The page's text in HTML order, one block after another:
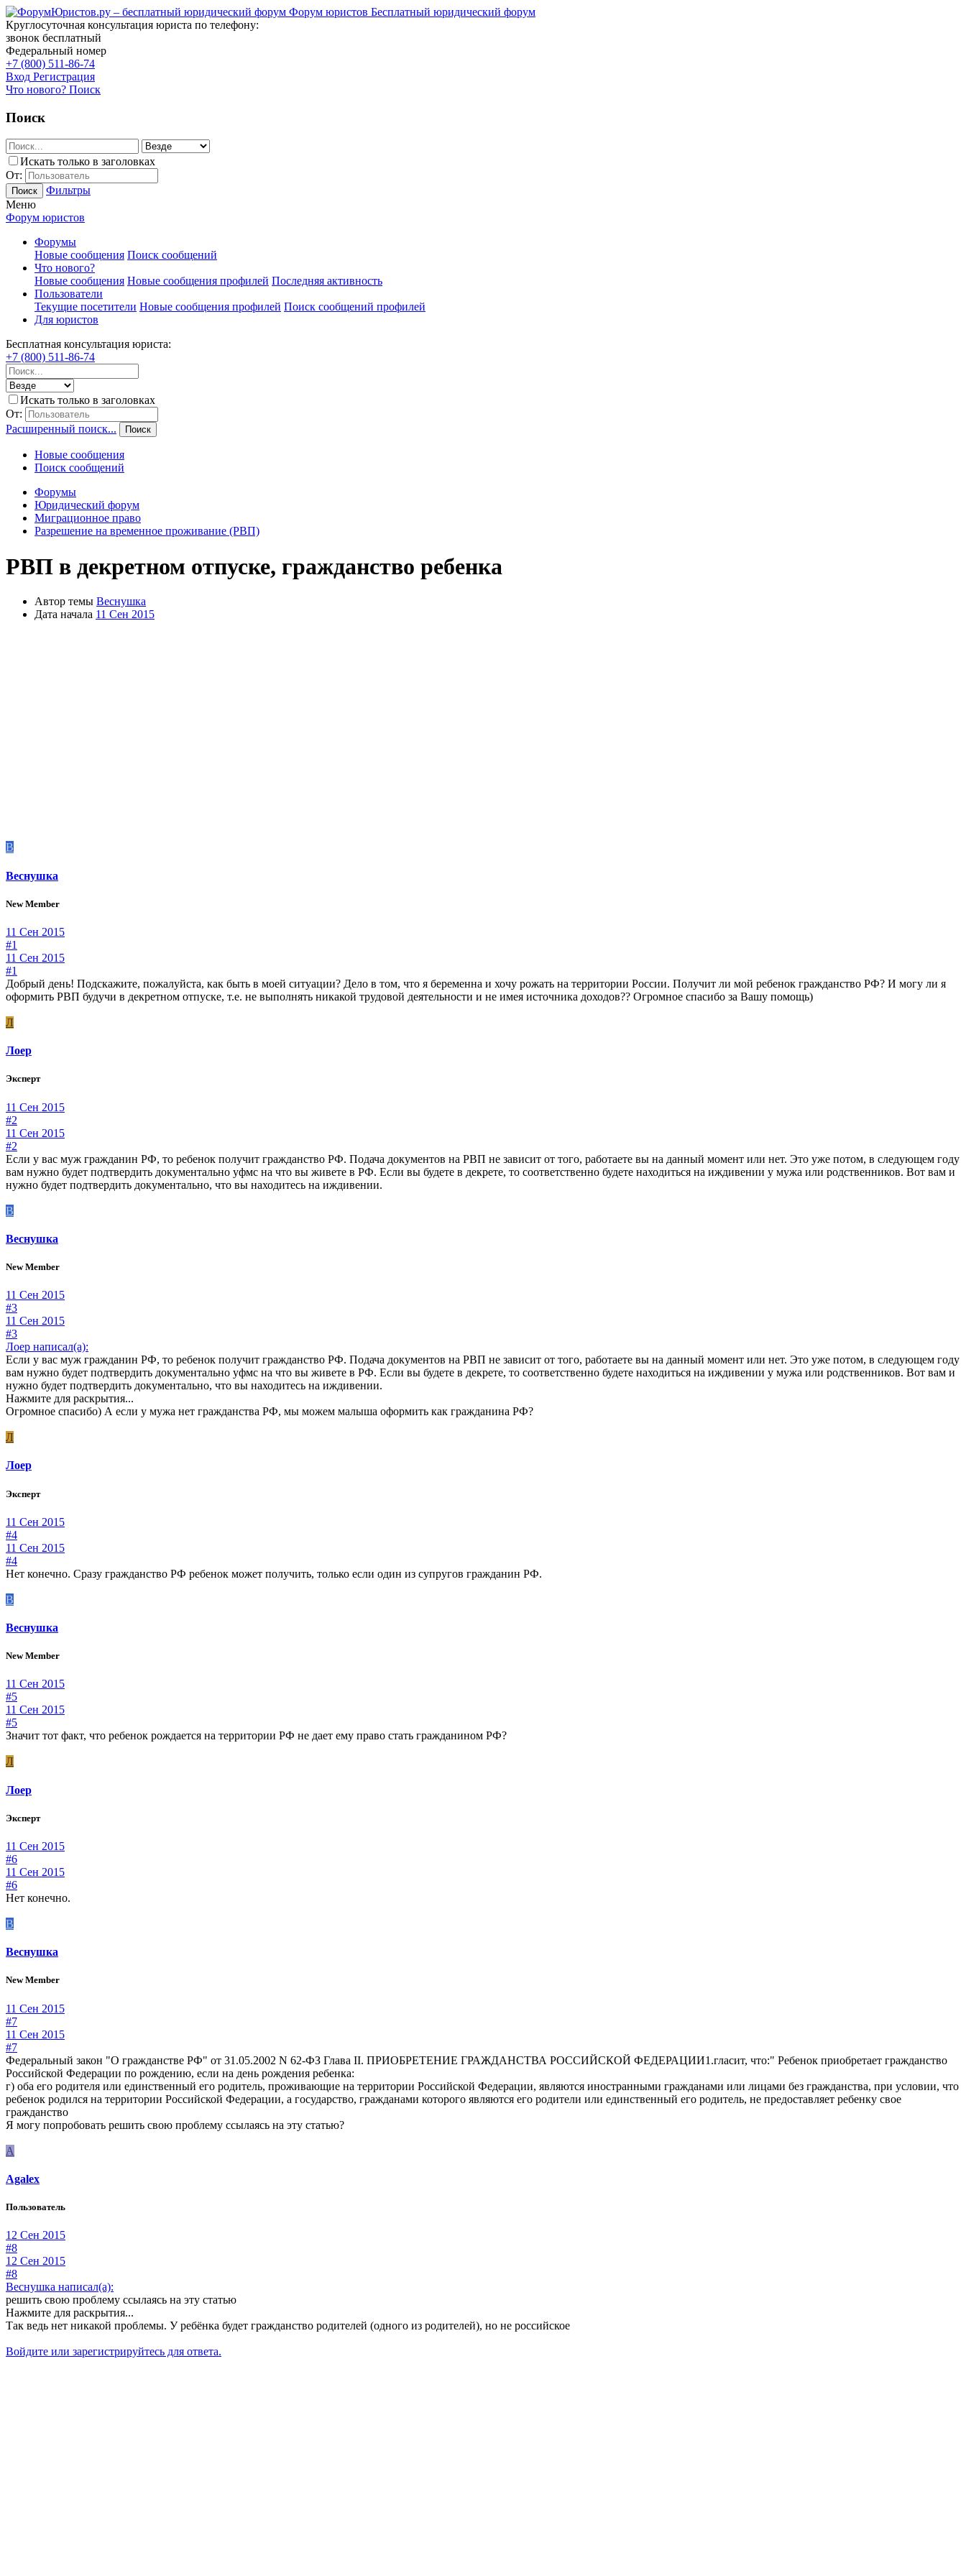
Форум юристов Бесплатный юридический форум
Круглосуточная консультация юриста по телефону:
звонок бесплатный
Федеральный номер
+7 (800) 511-86-74
Вход Регистрация
Что нового? Поиск
Поиск
Искать только в заголовках
От:
Поиск
Фильтры
Меню
Форум юристов
Форумы
Новые сообщения Поиск сообщений
Что нового?
Новые сообщения Новые сообщения профилей Последняя активность
Пользователи
Текущие посетители Новые сообщения профилей Поиск сообщений профилей
Для юристов
Бесплатная консультация юриста:
+7 (800) 511-86-74
Искать только в заголовках
От:
Расширенный поиск...
Поиск
Новые сообщения
Поиск сообщений
Форумы
Юридический форум
Миграционное право
Разрешение на временное проживание (РВП)
РВП в декретном отпуске, гражданство ребенка
Автор темы Веснушка
Дата начала 11 Сен 2015
В
Веснушка
New Member
11 Сен 2015
#1
11 Сен 2015
#1
Добрый день! Подскажите, пожалуйста, как быть в моей ситуации? Дело в том, что я беременна и хочу рожать на территории России. Получит ли мой ребенок гражданство РФ? И могу ли я
оформить РВП будучи в декретном отпуске, т.е. не выполнять никакой трудовой деятельности и не имея источника доходов?? Огромное спасибо за Вашу помощь)
Л
Лоер
Эксперт
11 Сен 2015
#2
11 Сен 2015
#2
Если у вас муж гражданин РФ, то ребенок получит гражданство РФ. Подача документов на РВП не зависит от того, работаете вы на данный момент или нет. Это уже потом, в следующем году
вам нужно будет подтвердить документально уфмс на что вы живете в РФ. Если вы будете в декрете, то соответственно будете находиться на иждивении у мужа или родственников. Вот вам и
нужно будет подтвердить документально, что вы находитесь на иждивении.
В
Веснушка
New Member
11 Сен 2015
#3
11 Сен 2015
#3
Лоер написал(а):
Если у вас муж гражданин РФ, то ребенок получит гражданство РФ. Подача документов на РВП не зависит от того, работаете вы на данный момент или нет. Это уже потом, в следующем году
вам нужно будет подтвердить документально уфмс на что вы живете в РФ. Если вы будете в декрете, то соответственно будете находиться на иждивении у мужа или родственников. Вот вам и
нужно будет подтвердить документально, что вы находитесь на иждивении.
Нажмите для раскрытия...
Огромное спасибо) А если у мужа нет гражданства РФ, мы можем малыша оформить как гражданина РФ?
Л
Лоер
Эксперт
11 Сен 2015
#4
11 Сен 2015
#4
Нет конечно. Сразу гражданство РФ ребенок может получить, только если один из супругов гражданин РФ.
В
Веснушка
New Member
11 Сен 2015
#5
11 Сен 2015
#5
Значит тот факт, что ребенок рождается на территории РФ не дает ему право стать гражданином РФ?
Л
Лоер
Эксперт
11 Сен 2015
#6
11 Сен 2015
#6
Нет конечно.
В
Веснушка
New Member
11 Сен 2015
#7
11 Сен 2015
#7
Федеральный закон "О гражданстве РФ" от 31.05.2002 N 62-ФЗ Глава II. ПРИОБРЕТЕНИЕ ГРАЖДАНСТВА РОССИЙСКОЙ ФЕДЕРАЦИИ1.гласит, что:" Ребенок приобретает гражданство
Российской Федерации по рождению, если на день рождения ребенка:
г) оба его родителя или единственный его родитель, проживающие на территории Российской Федерации, являются иностранными гражданами или лицами без гражданства, при условии, что
ребенок родился на территории Российской Федерации, а государство, гражданами которого являются его родители или единственный его родитель, не предоставляет ребенку свое
гражданство
Я могу попробовать решить свою проблему ссылаясь на эту статью?
A
Agalex
Пользователь
12 Сен 2015
#8
12 Сен 2015
#8
Веснушка написал(а):
решить свою проблему ссылаясь на эту статью
Нажмите для раскрытия...
Так ведь нет никакой проблемы. У ребёнка будет гражданство родителей (одного из родителей), но не российское
Войдите или зарегистрируйтесь для ответа.